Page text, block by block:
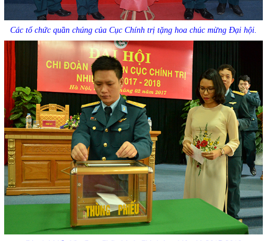
Các tổ chức quần chúng của Cục Chính trị tặng hoa chúc mừng Đại hội.